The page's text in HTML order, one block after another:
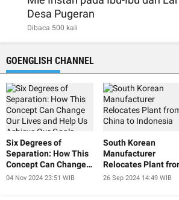
Desa Pugeran
Dibaca 500 kali
GOENGLISH CHANNEL
Six Degrees of
Separation: How This
Concept Can Change
Our Lives and Help Us
04 Nov 2024 23:51 WIB
South Korean
Manufacturer
Relocates Plant
China to Indonesia
26 Sep 2024 14:49 WIB